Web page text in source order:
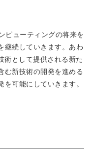
ピューティングの将来を
継続していきます。あわ
術として提供される新た
む新技術の開発を進める
可能にしていきます。